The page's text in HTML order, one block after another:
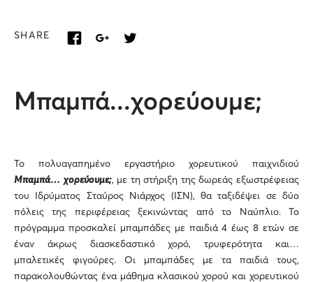
SHARE
Μπαμπά...χορεύουμε;
Το πολυαγαπημένο εργαστήριο χορευτικού παιχνιδιού
Μπαμπά… χορεύουμε;, με τη στήριξη της δωρεάς εξωστρέφειας
του Ιδρύματος Σταύρος Νιάρχος (ΙΣΝ), θα ταξιδέψει σε δύο
πόλεις της περιφέρειας ξεκινώντας από το Ναύπλιο. Το
πρόγραμμα προσκαλεί μπαμπάδες με παιδιά 4 έως 8 ετών σε
έναν άκρως διασκεδαστικό χορό, τρυφερότητα και…
μπαλετικές φιγούρες. Οι μπαμπάδες με τα παιδιά τους,
παρακολουθώντας ένα μάθημα κλασικού χορού και χορευτικού